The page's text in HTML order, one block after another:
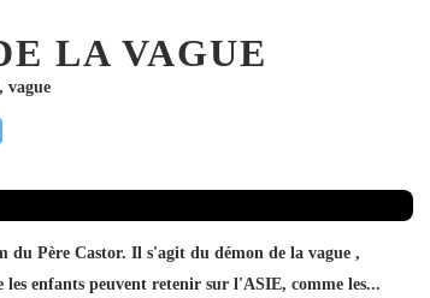
LA VAGUE
, vague
Père Castor. Il s'agit du démon de la vague ,
enfants peuvent retenir sur l'ASIE, comme les...